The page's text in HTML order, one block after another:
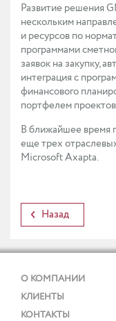
Развитие решения
нескольким
и ресурсов по
программами
заявок на закупку,
интеграция с
финансового
портфелем
В ближайшее время
еще трех
Microsoft Axapta.
Назад
О КОМПАНИИ
КЛИЕНТЫ
КОНТАКТЫ